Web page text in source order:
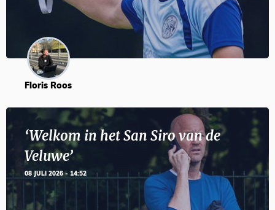
Floris Roos
‘Welkom in het San Siro van de
Veluwe’
08 JULI 2026 - 14:52